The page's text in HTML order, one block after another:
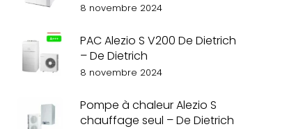
8 novembre 2024
PAC Alezio S V200 De Dietrich
– De Dietrich
8 novembre 2024
Pompe à chaleur Alezio S
chauffage seul – De Dietrich